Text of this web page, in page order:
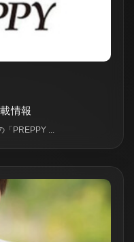
情報
「PREPPY ...